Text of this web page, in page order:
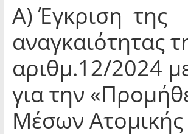
Α) Έγκριση της
αναγκαιότητας
αριθμ.12/2024
για την
Μέσων Ατομικής